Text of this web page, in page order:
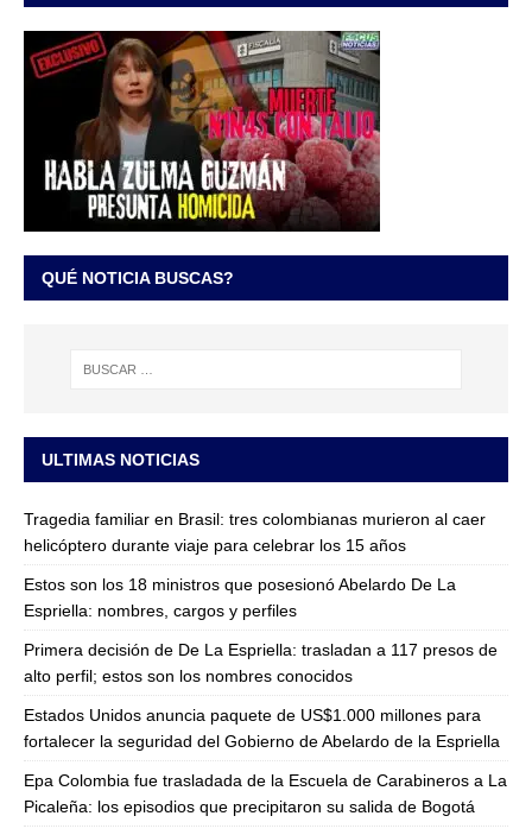
QUÉ NOTICIA BUSCAS?
ULTIMAS NOTICIAS
Tragedia familiar en Brasil: tres colombianas murieron al caer
helicóptero durante viaje para celebrar los 15 años
Estos son los 18 ministros que posesionó Abelardo De La
Espriella: nombres, cargos y perfiles
Primera decisión de De La Espriella: trasladan a 117 presos de
alto perfil; estos son los nombres conocidos
Estados Unidos anuncia paquete de US$1.000 millones para
fortalecer la seguridad del Gobierno de Abelardo de la Espriella
Epa Colombia fue trasladada de la Escuela de Carabineros a La
Picaleña: los episodios que precipitaron su salida de Bogotá